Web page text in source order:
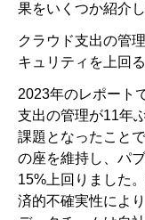
果をいくつか紹介し
クラウド支出の管
キュリティを上回る
2023年のレポート
支出の管理が11年
課題となったこと
の座を維持し、パ
15%上回りました
済的不確実性によ